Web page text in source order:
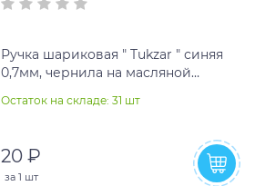
Ручка шариковая " Tukzar " синяя
0,7мм, чернила на масляной
колпачок, к
Остаток на складе: 31 шт
20 ₽
за 1 шт